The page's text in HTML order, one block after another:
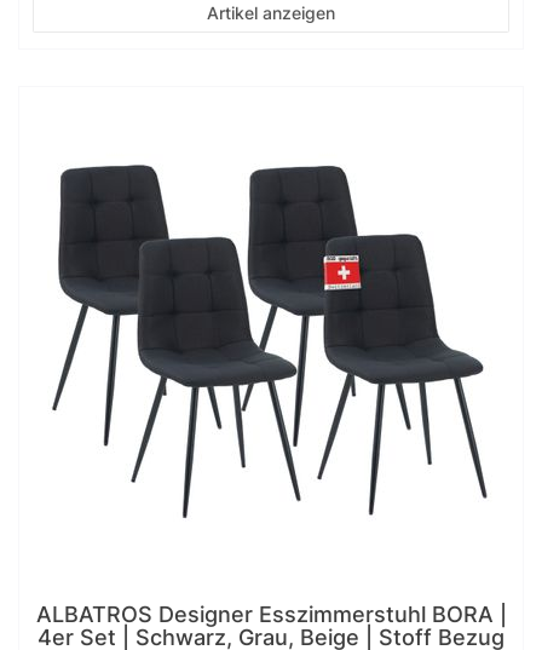
Artikel anzeigen
ALBATROS Designer Esszimmerstuhl BORA |
4er Set | Schwarz, Grau, Beige | Stoff Bezug